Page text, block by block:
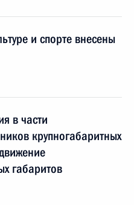
и спорте внесены
в части
крупногабаритных
габаритов